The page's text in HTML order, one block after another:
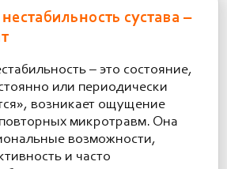
сустава –
– это состояние,
или периодически
возникает ощущение
микротравм. Она
возможности,
и часто